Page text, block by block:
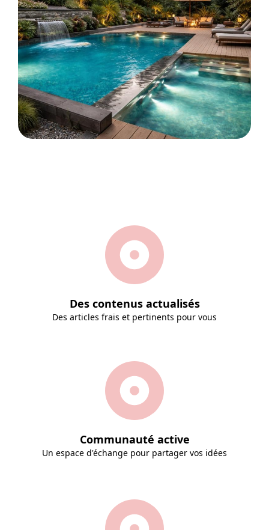
Des contenus actualisés
Des articles frais et pertinents pour vous
Communauté active
Un espace d'échange pour partager vos idées